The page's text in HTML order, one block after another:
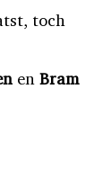
toch
enBram